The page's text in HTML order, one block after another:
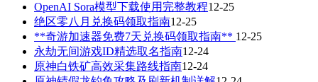
OpenAI Sora模型下载使用完整教程12-25
绝区零八月兑换码领取指南12-25
**奇游加速器免费7天兑换码领取指南** 12-25
永劫无间游戏ID精选取名指南12-24
原神白铁矿高效采集路线指南12-24